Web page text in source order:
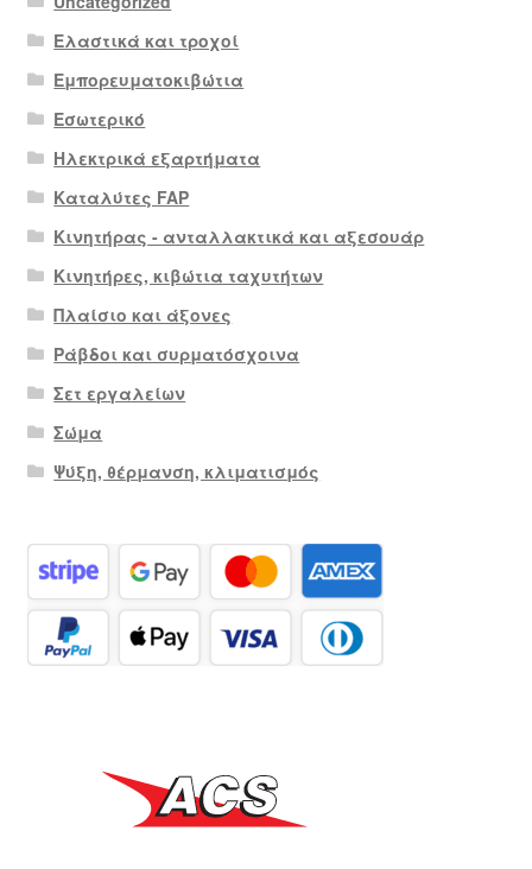
Ελαστικά και τροχοί
Εμπορευματοκιβώτια
Εσωτερικό
Ηλεκτρικά εξαρτήματα
Καταλύτες FAP
Κινητήρας - ανταλλακτικά και αξεσουάρ
Κινητήρες, κιβώτια ταχυτήτων
Πλαίσιο και άξονες
Ράβδοι και συρματόσχοινα
Σετ εργαλείων
Σώμα
Ψύξη, θέρμανση, κλιματισμός